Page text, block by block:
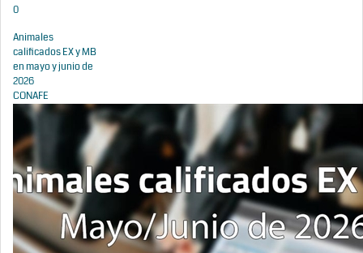
0
Animales
calificados EX y MB
en mayo y junio de
2026
CONAFE